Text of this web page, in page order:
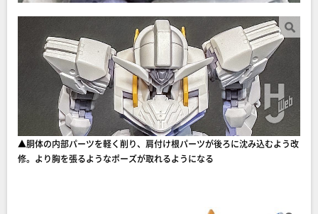
▲胴体の内部パーツを軽く削り、肩付け根パーツが後ろに沈み込むよう改
修。より胸を張るようなポーズが取れるようになる